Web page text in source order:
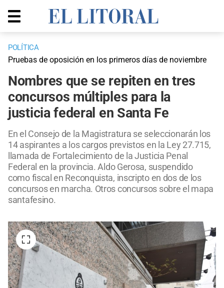
POLÍTICA
Pruebas de oposición en los primeros días de noviembre
Nombres que se repiten en tres
concursos múltiples para la
justicia federal en Santa Fe
En el Consejo de la Magistratura se seleccionarán los
14 aspirantes a los cargos previstos en la Ley 27.715,
llamada de Fortalecimiento de la Justicia Penal
Federal en la provincia. Aldo Gerosa, suspendido
como fiscal en Reconquista, inscripto en dos de los
concursos en marcha. Otros concursos sobre el mapa
santafesino.